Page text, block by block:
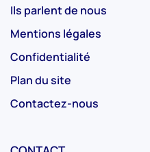
Ils parlent de nous
Mentions légales
Confidentialité
Plan du site
Contactez-nous